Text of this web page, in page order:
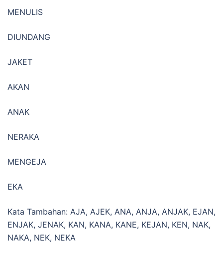
MENULIS
DIUNDANG
JAKET
AKAN
ANAK
NERAKA
MENGEJA
EKA
Kata Tambahan: AJA, AJEK, ANA, ANJA, ANJAK, EJAN,
ENJAK, JENAK, KAN, KANA, KANE, KEJAN, KEN, NAK,
NAKA, NEK, NEKA